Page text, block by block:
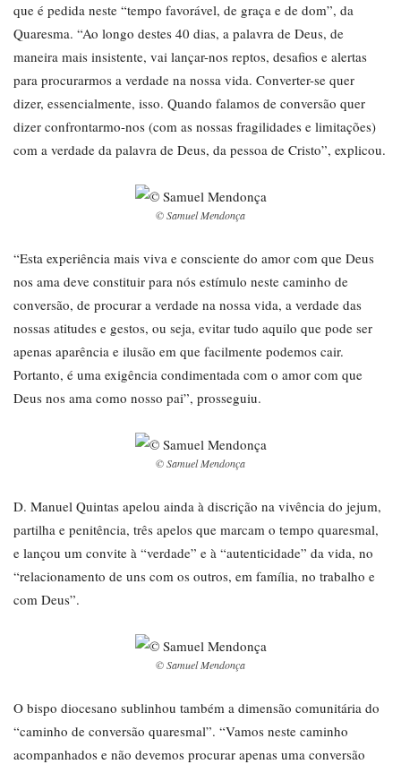
que é pedida neste “tempo favorável, de graça e de dom”, da
Quaresma. “Ao longo destes 40 dias, a palavra de Deus, de
maneira mais insistente, vai lançar-nos reptos, desafios e alertas
para procurarmos a verdade na nossa vida. Converter-se quer
dizer, essencialmente, isso. Quando falamos de conversão quer
dizer confrontarmo-nos (com as nossas fragilidades e limitações)
com a verdade da palavra de Deus, da pessoa de Cristo”, explicou.
© Samuel Mendonça
“Esta experiência mais viva e consciente do amor com que Deus
nos ama deve constituir para nós estímulo neste caminho de
conversão, de procurar a verdade na nossa vida, a verdade das
nossas atitudes e gestos, ou seja, evitar tudo aquilo que pode ser
apenas aparência e ilusão em que facilmente podemos cair.
Portanto, é uma exigência condimentada com o amor com que
Deus nos ama como nosso pai”, prosseguiu.
© Samuel Mendonça
D. Manuel Quintas apelou ainda à discrição na vivência do jejum,
partilha e penitência, três apelos que marcam o tempo quaresmal,
e lançou um convite à “verdade” e à “autenticidade” da vida, no
“relacionamento de uns com os outros, em família, no trabalho e
com Deus”.
© Samuel Mendonça
O bispo diocesano sublinhou também a dimensão comunitária do
“caminho de conversão quaresmal”. “Vamos neste caminho
acompanhados e não devemos procurar apenas uma conversão